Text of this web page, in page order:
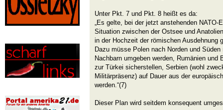
Unter Pkt. 7 und Pkt. 8 heißt es da:
„Es gelte, bei der jetzt anstehenden NATO-
Situation zwischen der Ostsee und
in der Hochzeit der römischen Ausdehnung
Dazu müsse Polen nach Norden und
Nachbarn umgeben werden, Rumänien und
zur Türkei sicherstellen, Serbien (wohl
Militärpräsenz) auf Dauer aus der
werden.“(7)
Dieser Plan wird seitdem konsequent